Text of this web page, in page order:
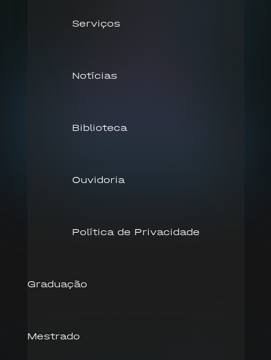
Serviços
Notícias
Biblioteca
Ouvidoria
Política de Privacidade
Graduação
Mestrado